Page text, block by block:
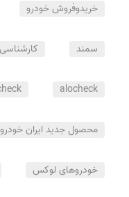
خریدوفروش خودرو
سمند
alocheck
محصول جدید ایران خودرو
خودروهای لوکس